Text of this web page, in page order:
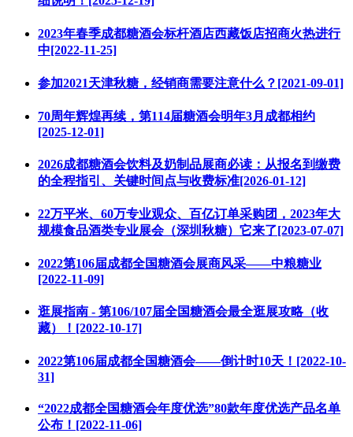
2023年春季成都糖酒会标杆酒店西藏饭店招商火热进行
中[2022-11-25]
参加2021天津秋糖，经销商需要注意什么？[2021-09-01]
70周年辉煌再续，第114届糖酒会明年3月成都相约
[2025-12-01]
2026成都糖酒会饮料及奶制品展商必读：从报名到缴费
的全程指引、关键时间点与收费标准[2026-01-12]
22万平米、60万专业观众、百亿订单采购团，2023年大
规模食品酒类专业展会（深圳秋糖）它来了[2023-07-07]
2022第106届成都全国糖酒会展商风采——中粮糖业
[2022-11-09]
逛展指南 - 第106/107届全国糖酒会最全逛展攻略（收
藏）！[2022-10-17]
2022第106届成都全国糖酒会——倒计时10天！[2022-10-
31]
“2022成都全国糖酒会年度优选”80款年度优选产品名单
公布！[2022-11-06]